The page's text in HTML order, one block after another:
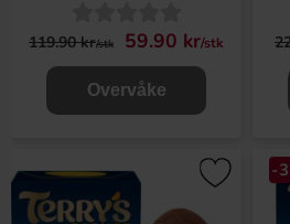
119.90 kr/stk 59.90 kr/stk
Overvåke
-